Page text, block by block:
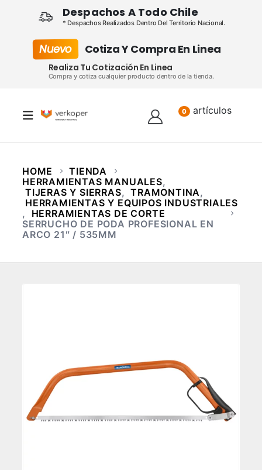
Despachos A Todo Chile
* Despachos Realizados Dentro Del Territorio Nacional.
Nuevo Cotiza Y Compra En Linea
Realiza Tu Cotización En Linea
Compra y cotiza cualquier producto dentro de la tienda.
0 artículos
HOME
TIENDA
HERRAMIENTAS MANUALES,
TIJERAS Y SIERRAS, TRAMONTINA,
HERRAMIENTAS Y EQUIPOS INDUSTRIALES
,
HERRAMIENTAS DE CORTE
SERRUCHO DE PODA PROFESIONAL EN
ARCO 21″ / 535MM